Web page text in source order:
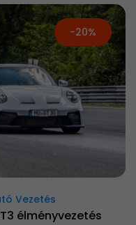
-20%
Vezetés
élményvezetés